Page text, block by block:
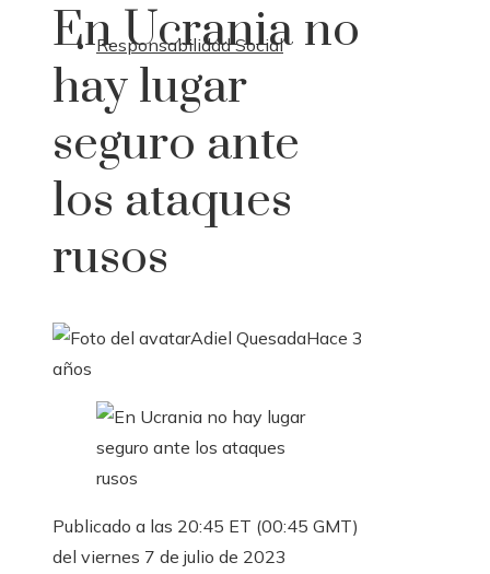
Responsabilidad Social
En Ucrania no
hay lugar
seguro ante
los ataques
rusos
Adiel QuesadaHace 3
años
Publicado a las 20:45 ET (00:45 GMT)
del viernes 7 de julio de 2023